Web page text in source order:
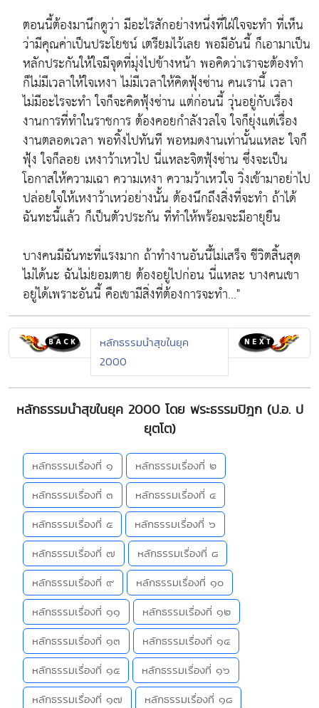
ตอนนี้ต้องมานึกดูว่า มีอะไรสักอย่างหนึ่งที่ใฝ่ใจจะทำ ที่เห็น
ว่ามีคุณค่าเป็นประโยชน์ เตรียมไว้เลย พอมีอันนี้ ก็เอามาเป็น
หลักประกันให้ใจมีจุดที่มุ่งไปข้างหน้า พอคิดว่าเราจะต้องทำ
ก็ไม่มีเวลาให้ใจเหงา ไม่มีเวลาให้คิดฟุ้งซ่าน คนเรานี้ เวลา
ไม่มีอะไรจะทำ ใจก็จะคิดฟุ้งซ่าน แต่ก่อนนี้ วุ่นอยู่กับเรื่อง
งานการที่ทำในราชการ ต้องคอยกำลังวลใจ ใจก็ยุ่งแต่เรื่อง
งานตลอดเวลา พอทิ้งไปทันที พอหมดงานเท่านั้นแหละ ใจก็
ฟุ้ง ใจก็ลอย เหงาว้าเหว่ไป นี่แหละจิตฟุ้งซ่าน ซึ่งจะเป็น
โอกาสให้ความเฉา ความเหงา ความว้าเหว่ใจ วิ่งเข้ามาอย่าไป
ปล่อยใจให้เหงาว้าเหว่อย่างนั้น ต้องนึกถึงสิ่งที่จะทำ ถ้าได้
ฉันทะนี้แล้ว ก็เป็นตัวประกัน ที่ทำให้พร้อมจะมีอายุยืน
บางคนมีฉันทะที่แรงมาก ถ้าทำงานอันนี้ไม่เสร็จ ชีวิตสิ้นสุด
ไม่ได้นะ ฉันไม่ยอมตาย ต้องอยู่ไปก่อน นี่แหละ บางคนเขา
อยู่ได้เพราะอันนี้ คือเขามีสิ่งที่ต้องการจะทำ..."
หลักธรรมนำสุขในยุค
2000
หลักธรรมนำสุขในยุค 2000 โดย พระธรรมปิฎก (ป.อ. ป
ยุตโต)
หลักธรรมเรื่องที่ ๑
หลักธรรมเรื่องที่ ๒
หลักธรรมเรื่องที่ ๓
หลักธรรมเรื่องที่ ๔
หลักธรรมเรื่องที่ ๕
หลักธรรมเรื่องที่ ๖
หลักธรรมเรื่องที่ ๗
หลักธรรมเรื่องที่ ๘
หลักธรรมเรื่องที่ ๙
หลักธรรมเรื่องที่ ๑๐
หลักธรรมเรื่องที่ ๑๑
หลักธรรมเรื่องที่ ๑๒
หลักธรรมเรื่องที่ ๑๓
หลักธรรมเรื่องที่ ๑๔
หลักธรรมเรื่องที่ ๑๕
หลักธรรมเรื่องที่ ๑๖
หลักธรรมเรื่องที่ ๑๗
หลักธรรมเรื่องที่ ๑๘